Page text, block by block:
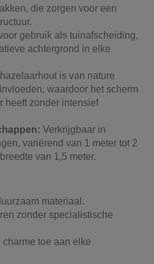
die zorgen voor een
gebruik als tuinafscheiding,
achtergrond in elke
is van nature
waardoor het scherm
heeft zonder intensief
Verkrijgbaar in
variërend van 1 meter tot 2
van 1,5 meter.
materiaal.
zonder specialistische
toe aan elke